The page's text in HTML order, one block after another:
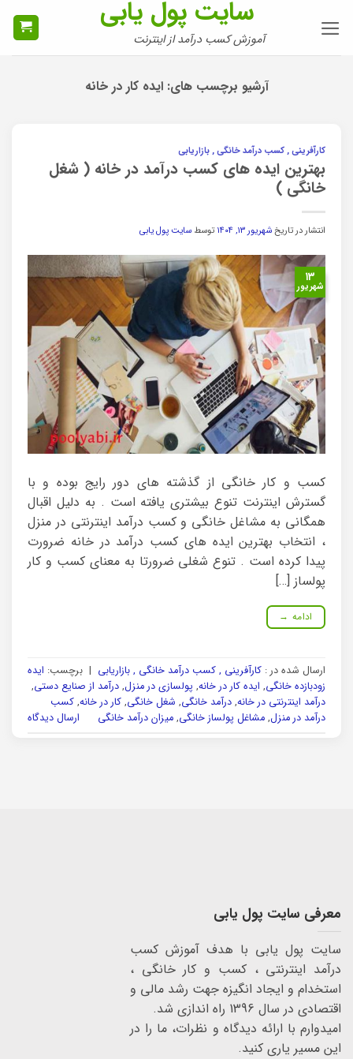
سایت پول یابی
آموزش کسب درآمد از اینترنت
آرشیو برچسب های:ایده کار در خانه
کارآفرینی , کسب درآمد خانگی , بازاریابی
بهترین ایده های کسب درآمد در خانه ( شغل
خانگی )
انتشار در تاریخشهریور ۱۳, ۱۴۰۴ توسط سایت پول یابی
۱۳
شهریور
کسب و کار خانگی از گذشته های دور رایج بوده و با
گسترش اینترنت تنوع بیشتری یافته است . به دلیل اقبال
همگانی به مشاغل خانگی و کسب درآمد اینترنتی در منزل
، انتخاب بهترین ایده های کسب درآمد در خانه ضرورت
پیدا کرده است . تنوع شغلی ضرورتا به معنای کسب و کار
پولساز […]
ادامه →
ارسال شده در : کارآفرینی , کسب درآمد خانگی , بازاریابی | برچسب: ایده
زودبازده خانگی, ایده کار در خانه, پولسازی در منزل, درآمد از صنایع دستی,
درآمد اینترنتی در خانه, درآمد خانگی, شغل خانگی, کار در خانه, کسب
درآمد در منزل, مشاغل پولساز خانگی, میزان درآمد خانگی ارسال دیدگاه
معرفی سایت پول یابی
سایت پول یابی با هدف آموزش کسب
درآمد اینترنتی ، کسب و کار خانگی ،
استخدام و ایجاد انگیزه جهت رشد مالی و
اقتصادی در سال 1396 راه اندازی شد.
امیدوارم با ارائه دیدگاه و نظرات، ما را در
این مسیر یاری کنید.